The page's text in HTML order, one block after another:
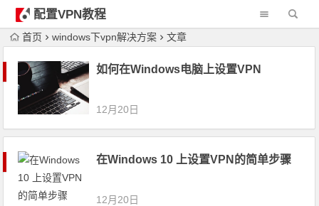
配置VPN教程
首页 windows下vpn解决方案 文章
如何在Windows电脑上设置VPN
12月20日
在Windows 10 上设置VPN的简单步骤
12月20日